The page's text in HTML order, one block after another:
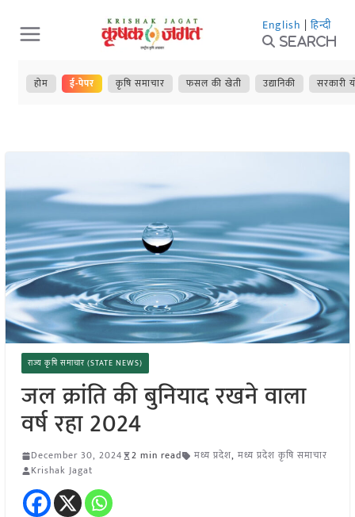
Skip
to
content
English | हिन्दी
Search
होम ई-पेपर कृषि समाचार फसल की खेती उद्यानिकी सरकारी
राज्य कृषि समाचार (STATE NEWS)
जल क्रांति की बुनियाद रखने वाला
वर्ष रहा 2024
December 30, 2024 2 min read मध्य प्रदेश, मध्य प्रदेश कृषि समाचार
Krishak Jagat